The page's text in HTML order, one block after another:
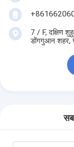
7 / F, दक्षिण
डोंगगुआन शहर,